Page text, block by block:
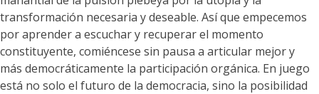
transformación necesaria y deseable. Así que empecemos
por aprender a escuchar y recuperar el momento
constituyente, comiéncese sin pausa a articular mejor y
más democráticamente la participación orgánica. En juego
está no solo el futuro de la democracia, sino la posibilidad